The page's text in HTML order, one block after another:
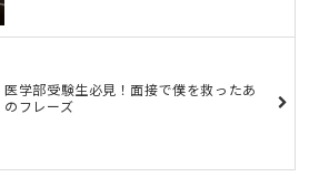
医学部受験生必見！面接で僕を救ったあ
のフレーズ